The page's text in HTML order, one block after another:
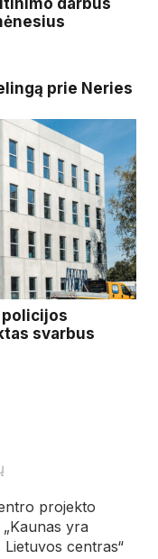
prie Neries
svarbus
projekto
yra
centras“